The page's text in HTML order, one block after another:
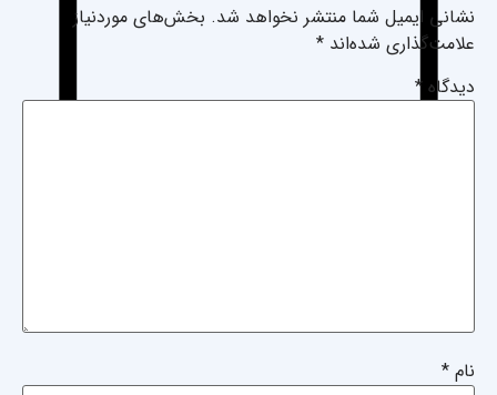
نشانی ایمیل شما منتشر نخواهد شد. بخش‌های موردنیاز
علامت‌گذاری شده‌اند *
دیدگاه *
نام *